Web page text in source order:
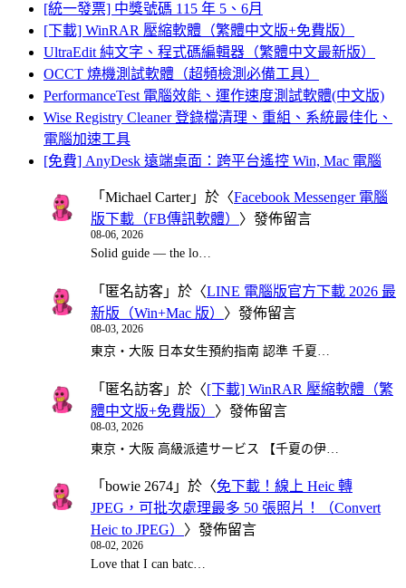
[統一發票] 中獎號碼 115 年 5、6月
[下載] WinRAR 壓縮軟體（繁體中文版+免費版）
UltraEdit 純文字、程式碼編輯器（繁體中文最新版）
OCCT 燒機測試軟體（超頻檢測必備工具）
PerformanceTest 電腦效能、運作速度測試軟體(中文版)
Wise Registry Cleaner 登錄檔清理、重組、系統最佳化、
電腦加速工具
[免費] AnyDesk 遠端桌面：跨平台遙控 Win, Mac 電腦
「 Michael Carter」於〈Facebook Messenger 電腦
版下載（FB傳訊軟體） 〉發佈留言
08-06, 2026
Solid guide — the lo…
「 匿名訪客 」於〈LINE 電腦版官方下載 2026 最
新版（Win+Mac 版） 〉發佈留言
08-03, 2026
東京・大阪 日本女生預約指南 認準 千夏…
「 匿名訪客 」於〈[下載] WinRAR 壓縮軟體（繁
體中文版+免費版） 〉發佈留言
08-03, 2026
東京・大阪 高級派遣サービス 【千夏の伊…
「 bowie 2674 」於〈免下載！線上 Heic 轉
JPEG，可批次處理最多 50 張照片！（Convert
Heic to JPEG） 〉發佈留言
08-02, 2026
Love that I can batc…